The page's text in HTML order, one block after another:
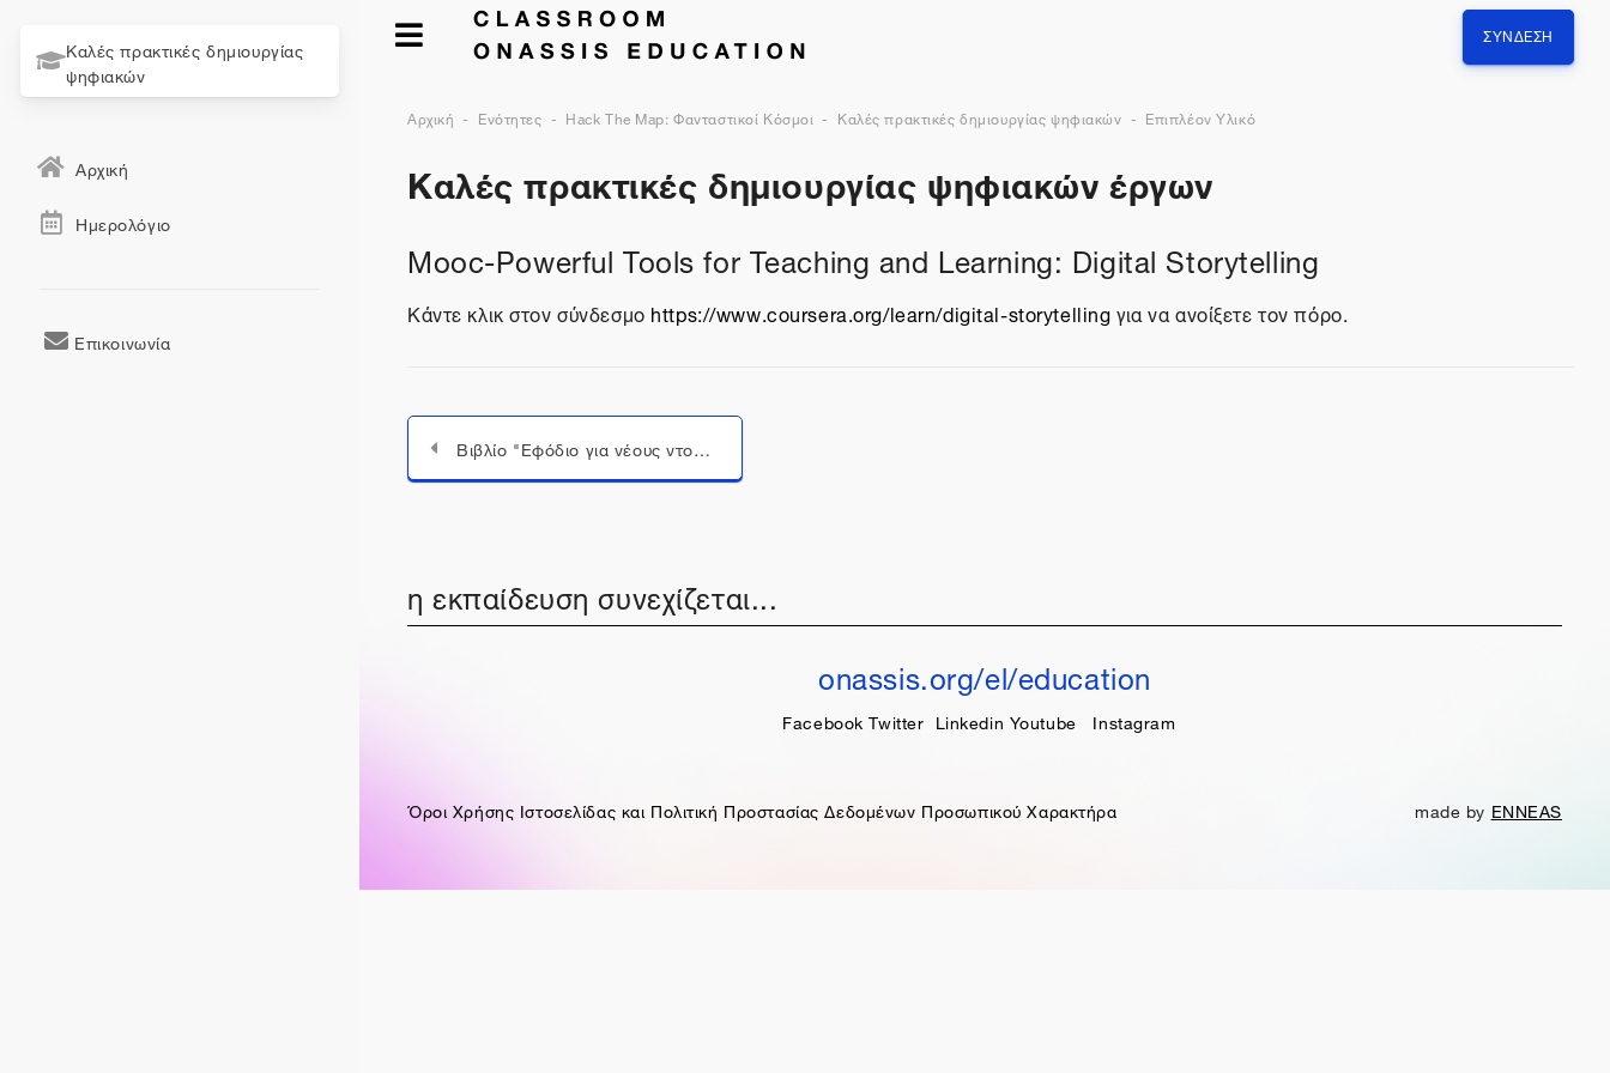
ΣΎΝΔΕΣΗ
Αρχική Ενότητες Hack The Map: Φανταστικοί Κόσμοι Καλές πρακτικές δημιουργίας ψηφιακών Επιπλέον Υλικό
Καλές πρακτικές δημιουργίας ψηφιακών έργων
Mooc-Powerful Tools for Teaching and Learning: Digital Storytelling
Κάντε κλικ στον σύνδεσμο https://www.coursera.org/learn/digital-storytellingγια να ανοίξετε τον πόρο.
Βιβλίο "Εφόδιο για νέους ντοκιμαντερίστες"
Καλές πρακτικές δημιουργίας
ψηφιακών
Αρχική
Ημερολόγιο
Επικοινωνία
η εκπαίδευση συνεχίζεται...
onassis.org/el/education
Facebook Twitter Linkedin Youtube Instagram
Όροι Χρήσης Ιστοσελίδας και Πολιτική Προστασίας Δεδομένων Προσωπικού Χαρακτήρα made by ENNEAS